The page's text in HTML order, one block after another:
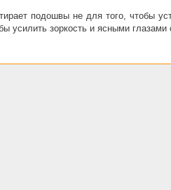
подошвы не для того, чтобы
усилить зоркость и ясными глазами